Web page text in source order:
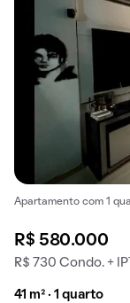
Apartamento com 1
R$ 580.000
R$ 730 Condo. +
41 m² · 1 quarto